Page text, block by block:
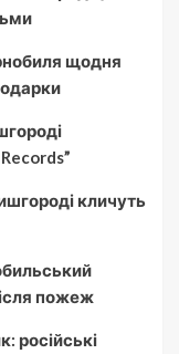
щодня
кличуть
пожеж
російські